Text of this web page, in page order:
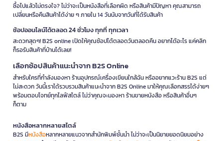
ซื้อไปแล้วไม่ตรงใจ? ไม่ว่าจะเป็นหนังสือที่เลือกผิด หรือสินค้ามีปัญหา คุณสามารถ
เปลี่ยนหรือคืนสินค้าได้ง่าย ๆ ภายใน 14 วันนับจากวันที่ได้รับสินค้า
ช้อปออนไลน์ได้ตลอด 24 ชั่วโมง ทุกที่ ทุกเวลา
สะดวกสุดๆ! B2S online เปิดให้คุณช้อปได้ตลอดวันตลอดคืน อยากได้อะไร แค่คลิก
ก็รอรับสินค้าที่บ้านได้เลย!
เลือกช้อปสินค้าแนะนำจาก B2S Online
สำหรับใครที่กำลังมองหา ร้านอุปกรณ์เครื่องเขียนใกล้ฉัน หรืออยากแวะร้าน B2S แต่
ไม่สะดวก วันนี้เราได้รวบรวมสินค้าแนะนำจาก B2S Online มาให้คุณเลือกสรรได้ง่ายๆ
พร้อมตอบโจทย์ทุกไลฟ์สไตล์ ไม่ว่าคุณจะมองหา ร้านขายหนังสือ หรือสินค้าอื่นๆ
ก็ตาม
หนังสือหลากหลายสไตล์
B2S มีหนังสือหลากหลายแนวจากสำนักพิมพ์ชั้นนำ ไม่ว่าจะเป็นนิยายยอดนิยมอย่าง